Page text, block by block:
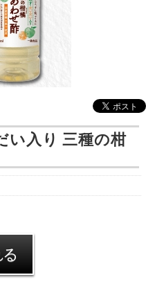
い入り 三種の柑